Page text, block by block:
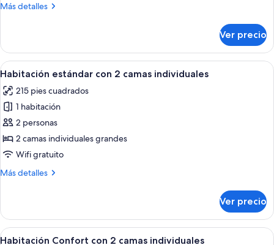
Más detalles
Más
doble
superior,
balcón
Ver precio
Abrir
todas
las
fotos
de
Habitación
estándar
2
Una habitación de hotel con dos
2
Habitación estándar con 2 camas individuales
215 pies cuadrados
1 habitación
2 personas
2 camas individuales grandes
Wifi gratuito
Más detalles
Más
estándar
con
2
Ver precio
Abrir
Habitación de hotel con dos camas,
3
Habitación Confort con 2 camas individuales